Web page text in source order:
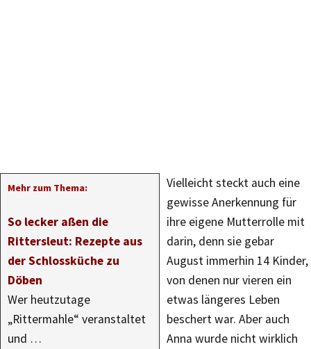
Mehr zum Thema:
So lecker aßen die
Rittersleut: Rezepte aus
der Schlossküche zu
Döben
Wer heutzutage
„Rittermahle“ veranstaltet
und …
Vielleicht steckt auch eine
gewisse Anerkennung für
ihre eigene Mutterrolle mit
darin, denn sie gebar
August immerhin 14 Kinder,
von denen nur vieren ein
etwas längeres Leben
beschert war. Aber auch
Anna wurde nicht wirklich